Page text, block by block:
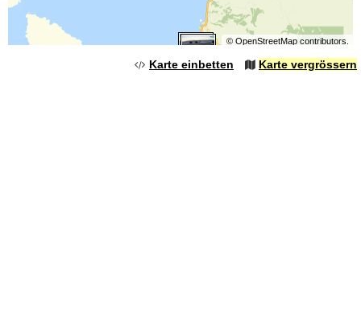
© OpenStreetMapcontributors.
Karte einbetten Karte vergrössern